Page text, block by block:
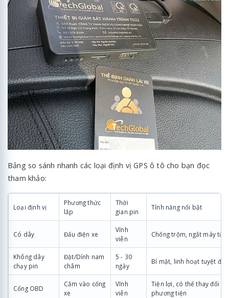
Bảng so sánh nhanh các loại định vị GPS ô tô cho bạn đọc
tham khảo:
Loại định vị
Phương thức
lắp
Thời
gian pin
Tính năng nổi bật
Có dây Đấu điện xe
Vĩnh
viễn
Chống trộm, ngắt máy từ
Không dây
chạy pin
Đặt/Dính nam
châm
5 - 30
ngày
Bí mật, linh hoạt tuyệt đối
Cổng OBD
Cắm vào cổng
xe
Vĩnh
viễn
Tiện lợi, có thể thay đổi
phương tiện